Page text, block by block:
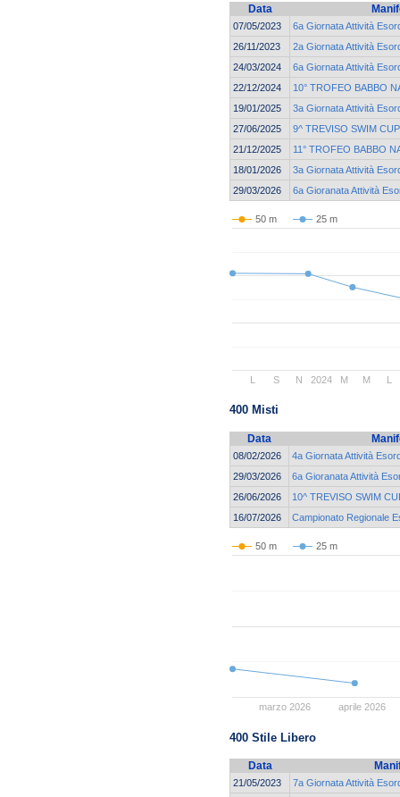
Data
07/05/2023
6a Giornata Attività
26/11/2023
2a Giornata Attività
24/03/2024
6a Giornata Attività
22/12/2024
10° TROFEO BABBO
19/01/2025
3a Giornata Attività
27/06/2025
9^ TREVISO SWIM CUP
21/12/2025
11° TROFEO BABBO
18/01/2026
3a Giornata Attività
29/03/2026
6a Gioranata Attività
50 m 25 m
2024
L S N M M L
400 Misti
Data
08/02/2026
4a Giornata Attività
29/03/2026
6a Gioranata Attività
26/06/2026
10^ TREVISO SWIM
16/07/2026
Campionato Regionale
50 m 25 m
marzo 2026 aprile 2026
400 Stile Libero
Data
21/05/2023
7a Giornata Attività